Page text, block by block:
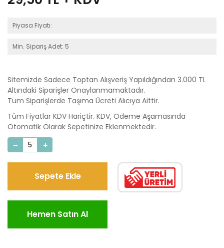
Piyasa Fiyatı:
Min. Sipariş Adet: 5
Sitemizde Sadece Toptan Alışveriş Yapıldığından 3.000 TL
Altındaki Siparişler Onaylanmamaktadır.
Tüm Siparişlerde Taşıma Ücreti Alıcıya Aittir.
Tüm Fiyatlar KDV Hariçtir. KDV, Ödeme Aşamasında
Otomatik Olarak Sepetinize Eklenmektedir.
Sepete Ekle
Hemen Satın Al